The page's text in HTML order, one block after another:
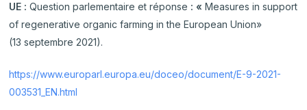
UE :Question parlementaire et réponse : «Measures in support
of regenerative organic farming in the European Union»
(13 septembre 2021).
https://www.europarl.europa.eu/doceo/document/E-9-2021-
003531_EN.html